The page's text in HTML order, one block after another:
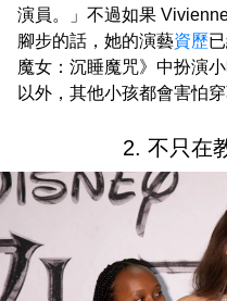
演員。」不過如果
腳步的話，她的演藝資歷
魔女：沉睡魔咒》中扮演
以外，其他小孩都會害怕
2. 不只在